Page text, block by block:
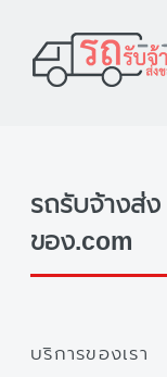
รถรับจ้างส่ง
ของ.com
บริการของเรา